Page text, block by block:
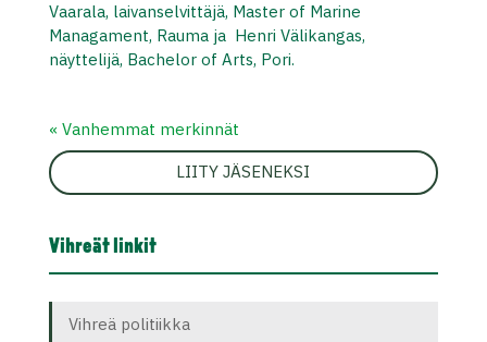
Vaarala, laivanselvittäjä, Master of Marine
Managament, Rauma ja Henri Välikangas,
näyttelijä, Bachelor of Arts, Pori.
« Vanhemmat merkinnät
LIITY JÄSENEKSI
Vihreät linkit
Vihreä politiikka